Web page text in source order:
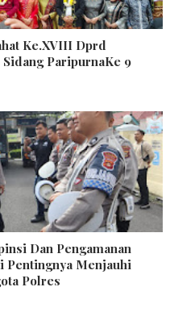
Ke.XVIII Dprd
ParipurnaKe 9
Dan Pengamanan
Pentingnya Menjauhi
Polres